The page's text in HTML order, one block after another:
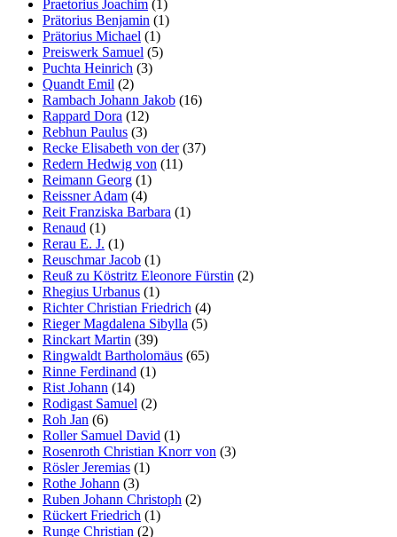
Praetorius Joachim (1)
Prätorius Benjamin (1)
Prätorius Michael (1)
Preiswerk Samuel (5)
Puchta Heinrich (3)
Quandt Emil (2)
Rambach Johann Jakob (16)
Rappard Dora (12)
Rebhun Paulus (3)
Recke Elisabeth von der(37)
Redern Hedwig von (11)
Reimann Georg (1)
Reissner Adam (4)
Reit Franziska Barbara (1)
Renaud (1)
Rerau E. J. (1)
Reuschmar Jacob (1)
Reuß zu Köstritz Eleonore Fürstin (2)
Rhegius Urbanus (1)
Richter Christian Friedrich (4)
Rieger Magdalena Sibylla (5)
Rinckart Martin (39)
Ringwaldt Bartholomäus (65)
Rinne Ferdinand (1)
Rist Johann (14)
Rodigast Samuel (2)
Roh Jan (6)
Roller Samuel David (1)
Rosenroth Christian Knorr von (3)
Rösler Jeremias (1)
Rothe Johann (3)
Ruben Johann Christoph (2)
Rückert Friedrich (1)
Runge Christian (2)